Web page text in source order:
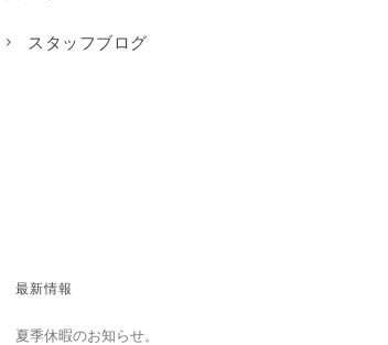
スタッフブログ
最新情報
夏季休暇のお知らせ。